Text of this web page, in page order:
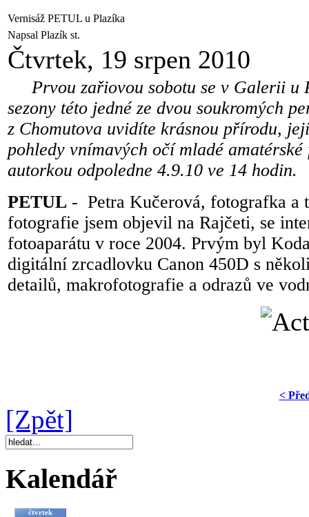
Vernisáž PETUL u Plazíka
Napsal Plazík st.
Čtvrtek, 19 srpen 2010
Prvou zařiovou sobotu se v Galerii u
sezony této jedné ze dvou soukromých
z Chomutova uvidíte krásnou přírodu,
pohledy vnímavých očí mladé
autorkou odpoledne 4.9.10 ve 14 hodin.
PETUL - Petra Kučerová, fotografka a
fotografie jsem objevil na Rajčeti, se
fotoaparátu v roce 2004. Prvým byl
digitální zrcadlovku Canon 450D s
detailů, makrofotografie a odrazů ve
<
[Zpět]
Kalendář
čtvrtek